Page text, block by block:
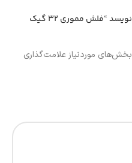
اولین کسی باشید که دیدگاهی می نویسد “فلش مموری 32 گیک
بخش‌های موردنیاز علامت‌گذاری